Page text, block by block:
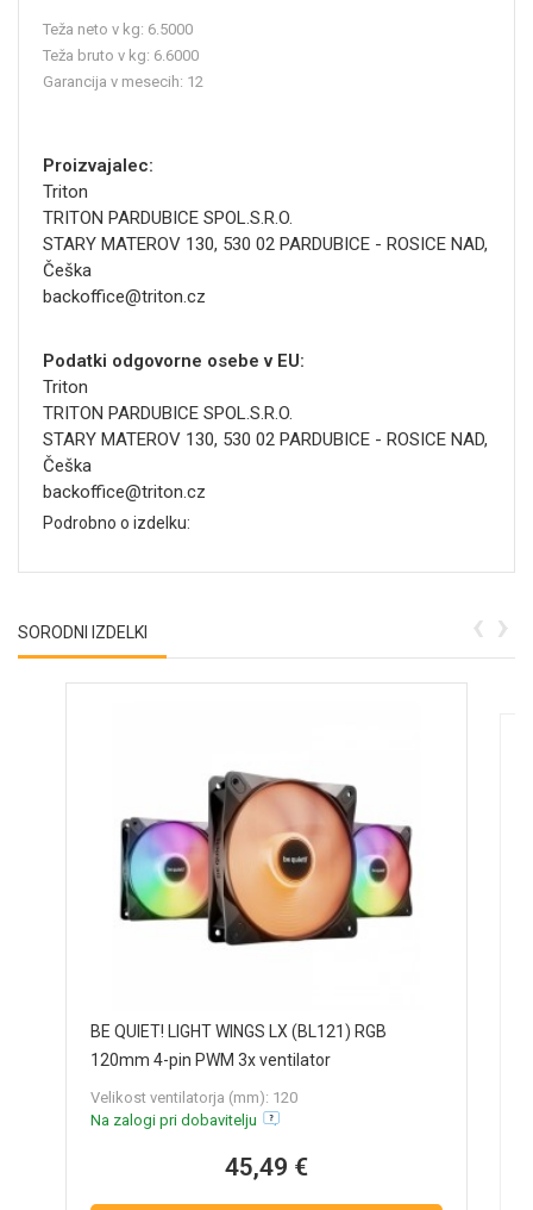
Teža neto v kg: 6.5000
Teža bruto v kg: 6.6000
Garancija v mesecih: 12
Proizvajalec:
Triton
TRITON PARDUBICE SPOL.S.R.O.
STARY MATEROV 130, 530 02 PARDUBICE - ROSICE NAD,
Češka
backoffice@triton.cz
Podatki odgovorne osebe v EU:
Triton
TRITON PARDUBICE SPOL.S.R.O.
STARY MATEROV 130, 530 02 PARDUBICE - ROSICE NAD,
Češka
backoffice@triton.cz
Podrobno o izdelku:
SORODNI IZDELKI
BE QUIET! LIGHT WINGS LX (BL121) RGB
120mm 4-pin PWM 3x ventilator
Velikost ventilatorja (mm): 120
Na zalogi pri dobavitelju
45,49 €
‹ ›